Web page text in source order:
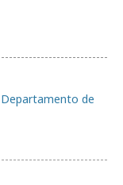
Departamento de